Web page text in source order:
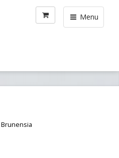
Menu
Brunensia